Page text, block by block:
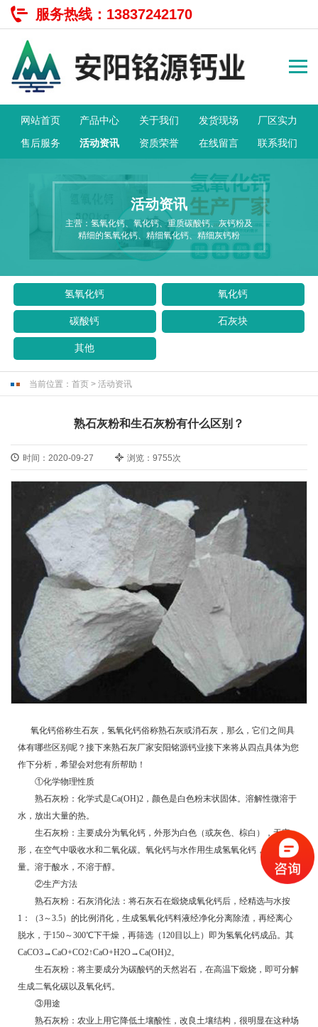
服务热线： 13837242170
网站首页 产品中心 关于我们 发货现场
厂区实力
售后服务
活动资讯 资质荣誉 在线留言 联系我们
活动资讯
主营：氢氧化钙、氧化钙、重质碳酸钙、灰钙粉及
精细的氢氧化钙、精细氧化钙、精细灰钙粉
氢氧化钙 氧化钙
碳酸钙 石灰块
其他
当前位置： 首页 > 活动资讯
熟石灰粉和生石灰粉有什么区别？
时间：2020-09-27 浏览：9755次
氧化钙俗称生石灰，氢氧化钙俗称熟石灰或消石灰，那么，它们之间具
体有哪些区别呢？接下来熟石灰厂家安阳铭源钙业接下来将从四点具体为您
作下分析，希望会对您有所帮助！
①化学物理性质
熟石灰粉：化学式是Ca(OH)2，颜色是白色粉末状固体。溶解性微溶于
水，放出大量的热。
生石灰粉：主要成分为氧化钙，外形为白色（或灰色、棕白），无定
形，在空气中吸收水和二氧化碳。氧化钙与水作用生成氢氧化钙，并放出热
量。溶于酸水，不溶于醇。
②生产方法
熟石灰粉：石灰消化法：将石灰石在煅烧成氧化钙后，经精选与水按
1：（3～3.5）的比例消化，生成氢氧化钙料液经净化分离除渣，再经离心
脱水，于150～300℃下干燥，再筛选（120目以上）即为氢氧化钙成品。其
CaCO3→CaO+CO2↑CaO+H2O→Ca(OH)2。
生石灰粉：将主要成分为碳酸钙的天然岩石，在高温下煅烧，即可分解
生成二氧化碳以及氧化钙。
③用途
熟石灰粉：农业上用它降低土壤酸性，改良土壤结构，很明显在这种场